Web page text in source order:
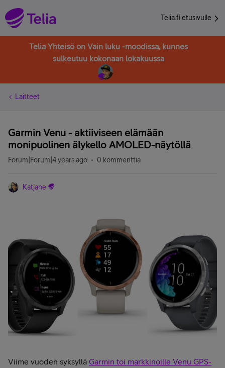
Telia.fi etusivulle
Telia Yhteisö on Vain luku -moodissa, kunnes
sulkeutuu kokonaan lokakuussa
Laitteet
Garmin Venu - aktiiviseen elämään
monipuolinen älykello AMOLED-näytöllä
Forum|Forum|4 years ago 0 kommenttia
Katjane
Viime vuoden syksyllä Garmin toi markkinoille Venu GPS-